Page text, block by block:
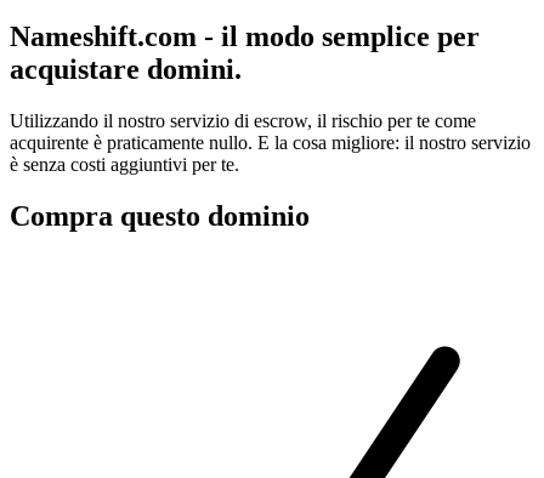
Nameshift.com - il modo semplice per
acquistare domini.
Utilizzando il nostro servizio di escrow, il rischio per te come
acquirente è praticamente nullo. E la cosa migliore: il nostro servizio
è senza costi aggiuntivi per te.
Compra questo dominio